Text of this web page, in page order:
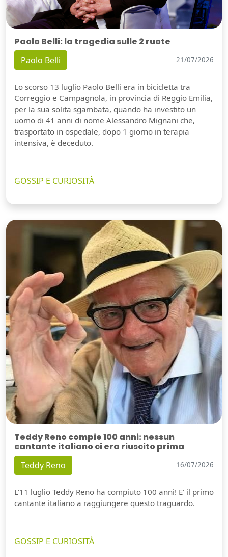
Paolo Belli: la tragedia sulle 2 ruote
Paolo Belli 21/07/2026
Lo scorso 13 luglio Paolo Belli era in bicicletta tra
Correggio e Campagnola, in provincia di Reggio Emilia,
per la sua solita sgambata, quando ha investito un
uomo di 41 anni di nome Alessandro Mignani che,
trasportato in ospedale, dopo 1 giorno in terapia
intensiva, è deceduto.
GOSSIP E CURIOSITÀ
Teddy Reno compie 100 anni: nessun
cantante italiano ci era riuscito prima
Teddy Reno 16/07/2026
L'11 luglio Teddy Reno ha compiuto 100 anni! E' il primo
cantante italiano a raggiungere questo traguardo.
GOSSIP E CURIOSITÀ